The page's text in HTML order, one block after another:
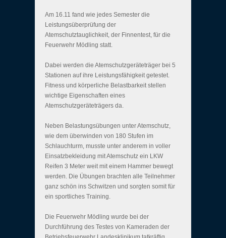
Am 16.11 fand wie jedes Semester die
Leistungsüberprüfung der
Atemschutztauglichkeit, der Finnentest, für die
Feuerwehr Mödling statt.
Dabei werden die Atemschutzgeräteträger bei 5
Stationen auf ihre Leistungsfähigkeit getestet.
Fitness und körperliche Belastbarkeit stellen
wichtige Eigenschaften eines
Atemschutzgeräteträgers da.
Neben Belastungsübungen unter Atemschutz,
wie dem überwinden von 180 Stufen im
Schlauchturm, musste unter anderem in voller
Einsatzbekleidung mit Atemschutz ein LKW
Reifen 3 Meter weit mit einem Hammer bewegt
werden. Die Übungen brachten alle Teilnehmer
ganz schön ins Schwitzen und sorgten somit für
ein sportliches Training.
Die Feuerwehr Mödling wurde bei der
Durchführung des Testes von Kameraden der